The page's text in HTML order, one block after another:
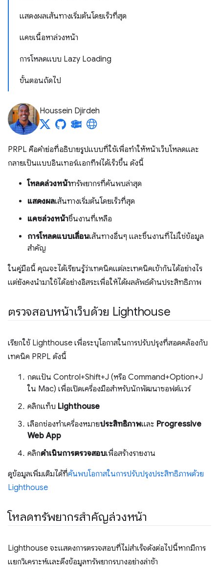
แสดงผลเส้นทางเริ่มต้นโดยเร็วที่สุด
แคชเนื้อหาล่วงหน้า
การโหลดแบบ Lazy Loading
ขั้นตอนถัดไป
Houssein Djirdeh
PRPL คือคำย่อที่อธิบายรูปแบบที่ใช้เพื่อทำให้หน้าเว็บโหลดและ
กลายเป็นแบบอินเทอร์แอกทีฟได้เร็วขึ้น ดังนี้
โหลดล่วงหน้าทรัพยากรที่ค้นพบล่าสุด
แสดงผลเส้นทางเริ่มต้นโดยเร็วที่สุด
แคชล่วงหน้าชิ้นงานที่เหลือ
การโหลดแบบเลื่อนเส้นทางอื่นๆ และชิ้นงานที่ไม่ใช่ข้อมูล
สําคัญ
ในคู่มือนี้ คุณจะได้เรียนรู้ว่าเทคนิคแต่ละเทคนิคเข้ากันได้อย่างไร
แต่ยังคงนำมาใช้ได้อย่างอิสระเพื่อให้ได้ผลลัพธ์ด้านประสิทธิภาพ
ตรวจสอบหน้าเว็บด้วย Lighthouse
เรียกใช้ Lighthouse เพื่อระบุโอกาสในการปรับปรุงที่สอดคล้องกับ
เทคนิค PRPL ดังนี้
กดแป้น Control+Shift+J (หรือ Command+Option+J
ใน Mac) เพื่อเปิดเครื่องมือสำหรับนักพัฒนาซอฟต์แวร์
คลิกแท็บ Lighthouse
เลือกช่องทําเครื่องหมายประสิทธิภาพและ Progressive
Web App
คลิกดำเนินการตรวจสอบเพื่อสร้างรายงาน
ดูข้อมูลเพิ่มเติมได้ที่ค้นพบโอกาสในการปรับปรุงประสิทธิภาพด้วย
Lighthouse
โหลดทรัพยากรสําคัญล่วงหน้า
Lighthouse จะแสดงการตรวจสอบที่ไม่สําเร็จดังต่อไปนี้หากมีการ
แยกวิเคราะห์และดึงข้อมูลทรัพยากรบางอย่างล่าช้า